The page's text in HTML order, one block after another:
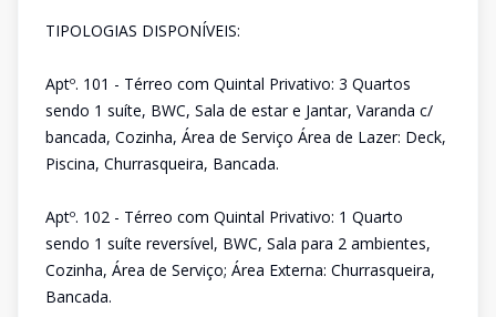
TIPOLOGIAS DISPONÍVEIS:
Aptº. 101 - Térreo com Quintal Privativo: 3 Quartos
sendo 1 suíte, BWC, Sala de estar e Jantar, Varanda c/
bancada, Cozinha, Área de Serviço Área de Lazer: Deck,
Piscina, Churrasqueira, Bancada.
Aptº. 102 - Térreo com Quintal Privativo: 1 Quarto
sendo 1 suíte reversível, BWC, Sala para 2 ambientes,
Cozinha, Área de Serviço; Área Externa: Churrasqueira,
Bancada.